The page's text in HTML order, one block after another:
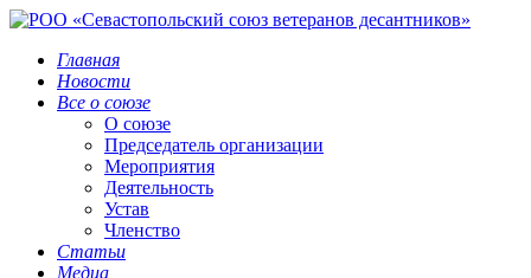
Главная
Новости
Все о союзе
О союзе
Председатель организации
Мероприятия
Деятельность
Устав
Членство
Статьи
Медиа